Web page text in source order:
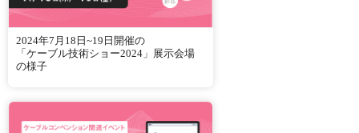
2024年7月18日~19日開催の
「ケーブル技術ショー2024」展示会場
の様子